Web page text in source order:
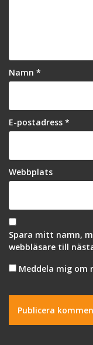
Namn *
E-postadress *
Webbplats
Spara mitt namn,
webbläsare till
Meddela mig om